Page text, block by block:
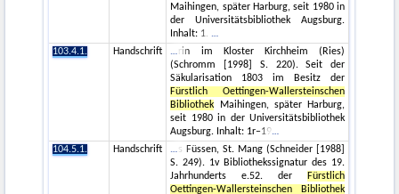
Maihingen, später Harburg, seit 1980 in
der Universitätsbibliothek Augsburg.
Inhalt: 1.
103.4.1.
Handschrift
rin im Kloster Kirchheim (Ries)
(Schromm [1998] S. 220). Seit der
Säkularisation 1803 im Besitz der
Fürstlich Oettingen-Wallersteinschen
Bibliothek Maihingen, später Harburg,
seit 1980 in der Universitätsbibliothek
Augsburg. Inhalt: 1r–19
104.5.1.
Handschrift
s Füssen, St. Mang (Schneider [1988]
S. 249). 1v Bibliothekssignatur des 19.
Jahrhunderts e.52. der Fürstlich
Oettingen-Wallersteinschen Bibliothek